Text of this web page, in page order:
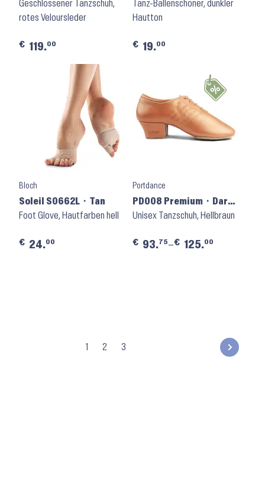
Red
Geschlossener Tanzschuh,
rotes Veloursleder
€ 119.00
Espresso
Tanz-Ballenschoner, dunkler
Hautton
€ 19.00
Bloch
Soleil S0662L ⬝ Tan
Foot Glove, Hautfarben hell
€ 24.00
Portdance
PD008 Premium ⬝ Dark
Tan Leather
Unisex Tanzschuh, Hellbraun
€ 93.75–€ 125.00
1 2 3